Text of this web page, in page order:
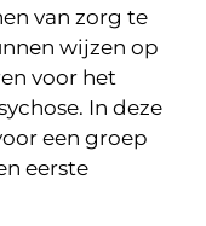
van zorg te
wijzen op
voor het
In deze
een groep
eerste